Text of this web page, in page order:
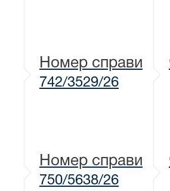
Номер справи
742/3529/26
Номер справи
750/5638/26